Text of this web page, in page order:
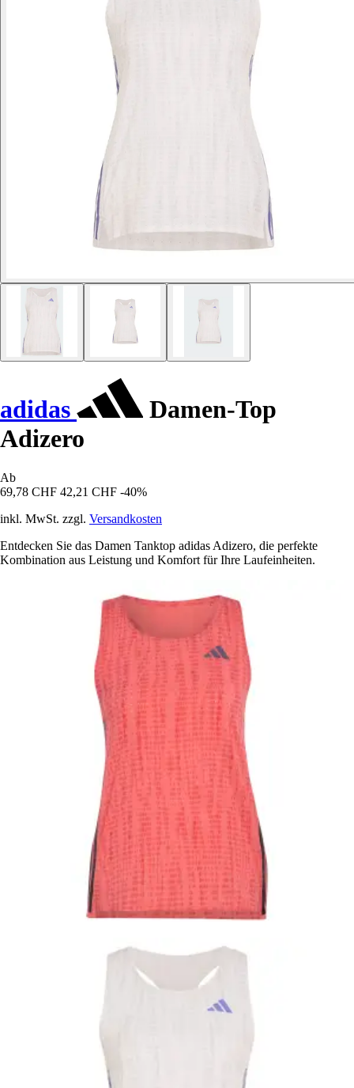
adidas
Damen-Top
Adizero
Ab
69,78 CHF 42,21 CHF -40%
inkl. MwSt. zzgl. Versandkosten
Entdecken Sie das Damen Tanktop adidas Adizero, die perfekte
Kombination aus Leistung und Komfort für Ihre Laufeinheiten.